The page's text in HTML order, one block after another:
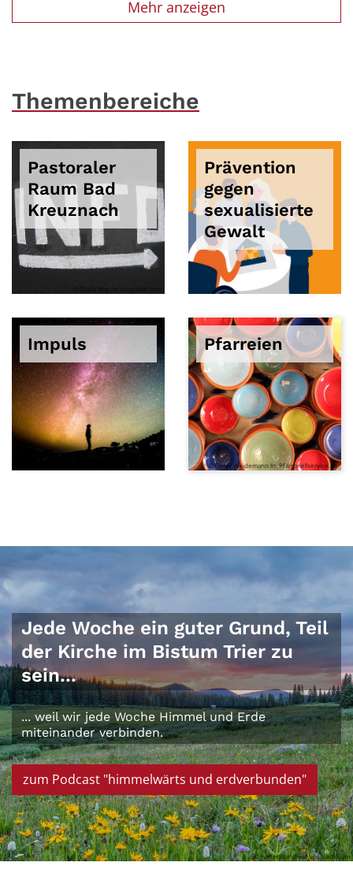
Mehr anzeigen
Themenbereiche
Pastoraler
Raum Bad
Kreuznach
© Giulia May on unsplash.com
Prävention
gegen
sexualisierte
Gewalt
Impuls
© Greg Rakozy auf Unsplash
Pfarreien
© Peter Weidemann In: Pfarrbriefservice.de
Jede Woche ein guter Grund, Teil
der Kirche im Bistum Trier zu
sein...
... weil wir jede Woche Himmel und Erde
miteinander verbinden.
zum Podcast "himmelwärts und erdverbunden"
© Joel Holland auf unsplash.com